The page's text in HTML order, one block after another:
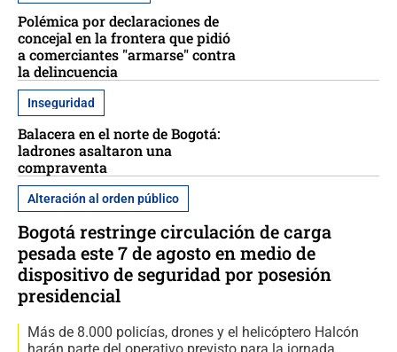
Polémica por declaraciones de
concejal en la frontera que pidió
a comerciantes "armarse" contra
la delincuencia
Inseguridad
Balacera en el norte de Bogotá:
ladrones asaltaron una
compraventa
Alteración al orden público
Bogotá restringe circulación de carga
pesada este 7 de agosto en medio de
dispositivo de seguridad por posesión
presidencial
Más de 8.000 policías, drones y el helicóptero Halcón